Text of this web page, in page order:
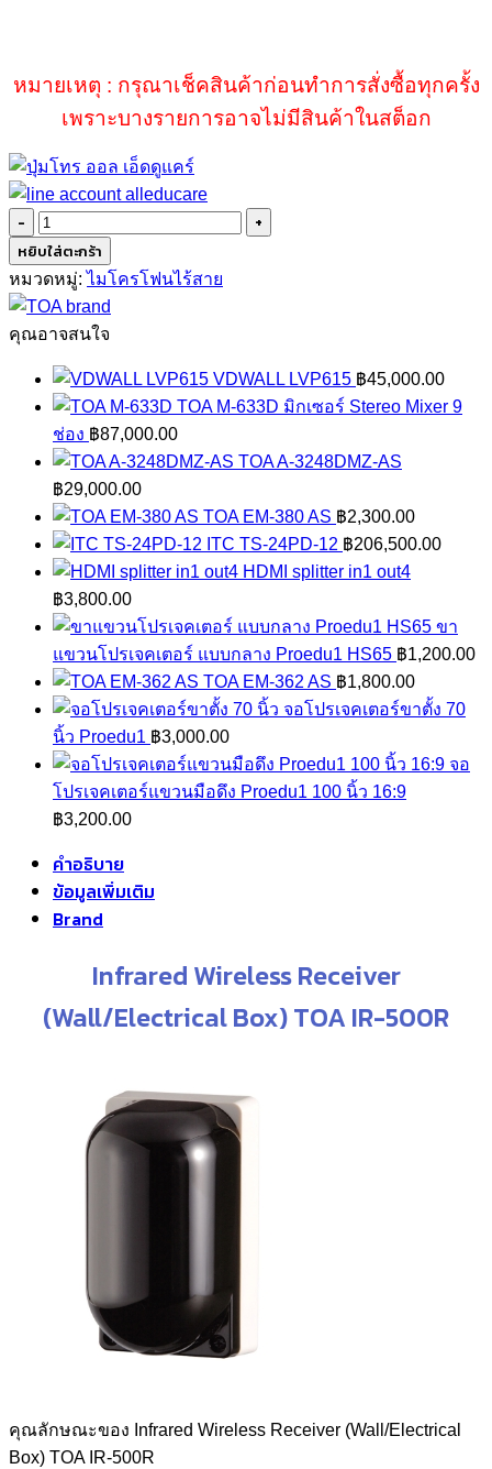
หมายเหตุ : กรุณาเช็คสินค้าก่อนทำการสั่งซื้อทุกครั้ง
เพราะบางรายการอาจไม่มีสินค้าในสต็อก
จำนวน
TOA
IR-
500R
ชิ้น
หยิบใส่ตะกร้า
หมวดหมู่:ไมโครโฟนไร้สาย
คุณอาจสนใจ
VDWALL LVP615 ฿45,000.00
TOA M-633D มิกเซอร์ Stereo Mixer 9
ช่อง ฿87,000.00
TOA A-3248DMZ-AS
฿29,000.00
TOA EM-380 AS ฿2,300.00
ITC TS-24PD-12 ฿206,500.00
HDMI splitter in1 out4
฿3,800.00
ขา
แขวนโปรเจคเตอร์ แบบกลาง Proedu1 HS65 ฿1,200.00
TOA EM-362 AS ฿1,800.00
จอโปรเจคเตอร์ขาตั้ง 70
นิ้ว Proedu1 ฿3,000.00
จอ
โปรเจคเตอร์แขวนมือดึง Proedu1 100 นิ้ว 16:9
฿3,200.00
คำอธิบาย
ข้อมูลเพิ่มเติม
Brand
Infrared Wireless Receiver
(Wall/Electrical Box) TOA IR-500R
คุณลักษณะของ Infrared Wireless Receiver (Wall/Electrical
Box) TOA IR-500R